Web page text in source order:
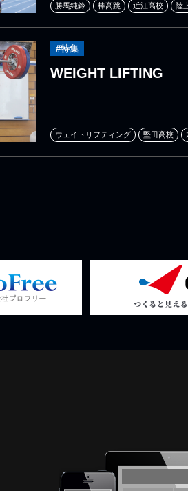
勝馬純鈴 棒高跳 近江高校 陸
#特集
WEIGHT LIFTING
ウェイトリフティング 堅田高校